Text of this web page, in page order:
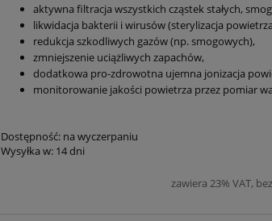
aktywna filtracja wszystkich cząstek stałych,
likwidacja bakterii i wirusów (sterylizacja
redukcja szkodliwych gazów (np. smogowych),
zmniejszenie uciążliwych zapachów,
dodatkowa pro-zdrowotna ujemna jonizacja
monitorowanie jakości powietrza przez pomiar
Dostępność: na wyczerpaniu
Wysyłka w: 14 dni
zawiera 23% VAT,